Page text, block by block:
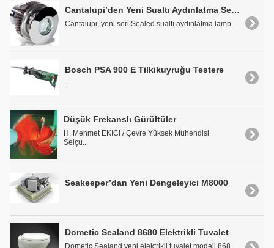
Cantalupi’den Yeni Sualtı Aydınlatma Serisi
Cantalupi, yeni seri Sealed sualtı aydınlatma lamb..
Bosch PSA 900 E Tilkikuyruğu Testere
..
Düşük Frekanslı Gürültüler
H. Mehmet EKİCİ / Çevre Yüksek Mühendisi
Selçu..
Seakeeper’dan Yeni Dengeleyici M8000
Dometic Sealand 8680 Elektrikli Tuvalet
Dometic Sealand yeni elektrikli tuvalet modeli 868..